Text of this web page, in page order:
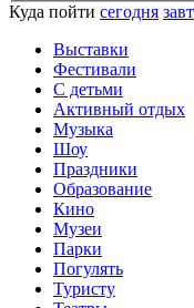
Куда пойти сегодня
Выставки
Фестивали
С детьми
Активный отдых
Музыка
Шоу
Праздники
Образование
Кино
Музеи
Парки
Погулять
Туристу